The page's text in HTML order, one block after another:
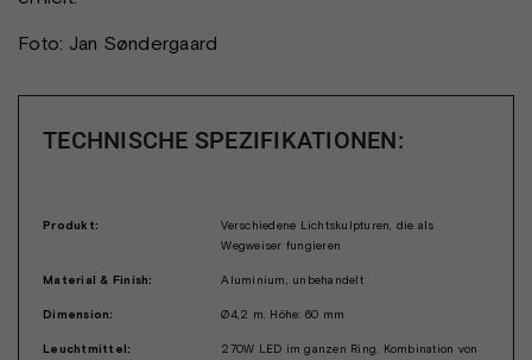
Foto: Jan Søndergaard
TECHNISCHE SPEZIFIKATIONEN:
Produkt:
Verschiedene Lichtskulpturen, die als
Wegweiser fungieren
Material & Finish: Aluminium, unbehandelt
Dimension: Ø4,2 m. Höhe: 60 mm
Leuchtmittel:
270W LED im ganzen Ring. Kombination von